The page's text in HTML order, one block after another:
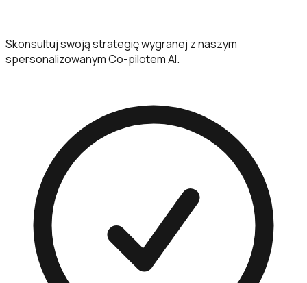
Skonsultuj swoją strategię wygranej z naszym
spersonalizowanym Co-pilotem AI.